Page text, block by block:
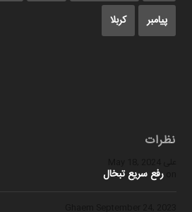
پیامبر کربلا
نظرات
علی
رفع سریع تبخال